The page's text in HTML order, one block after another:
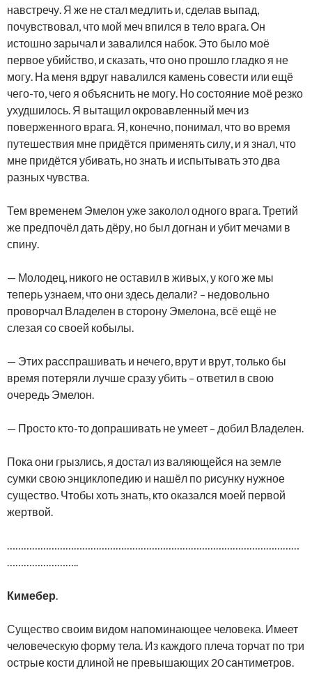
навстречу. Я же не стал медлить и, сделав выпад,
почувствовал, что мой меч впился в тело врага. Он
истошно зарычал и завалился набок. Это было моё
первое убийство, и сказать, что оно прошло гладко я не
могу. На меня вдруг навалился камень совести или ещё
чего-то, чего я объяснить не могу. Но состояние моё резко
ухудшилось. Я вытащил окровавленный меч из
поверженного врага. Я, конечно, понимал, что во время
путешествия мне придётся применять силу, и я знал, что
мне придётся убивать, но знать и испытывать это два
разных чувства.
Тем временем Эмелон уже заколол одного врага. Третий
же предпочёл дать дёру, но был догнан и убит мечами в
спину.
— Молодец, никого не оставил в живых, у кого же мы
теперь узнаем, что они здесь делали? – недовольно
проворчал Владелен в сторону Эмелона, всё ещё не
слезая со своей кобылы.
— Этих расспрашивать и нечего, врут и врут, только бы
время потеряли лучше сразу убить – ответил в свою
очередь Эмелон.
— Просто кто-то допрашивать не умеет – добил Владелен.
Пока они грызлись, я достал из валяющейся на земле
сумки свою энциклопедию и нашёл по рисунку нужное
существо. Чтобы хоть знать, кто оказался моей первой
жертвой.
……………………………………………………………………………………………
……………………..
Кимебер.
Существо своим видом напоминающее человека. Имеет
человеческую форму тела. Из каждого плеча торчат по три
острые кости длиной не превышающих 20 сантиметров.